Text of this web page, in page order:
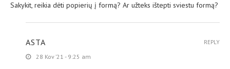
Sakykit, reikia dėti popierių į formą? Ar užteks ištepti sviestu formą?
ASTA
28 Kov ’21 - 9:25 am
REPLY